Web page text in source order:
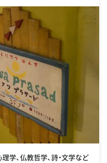
学、仏教哲学、詩・文学など